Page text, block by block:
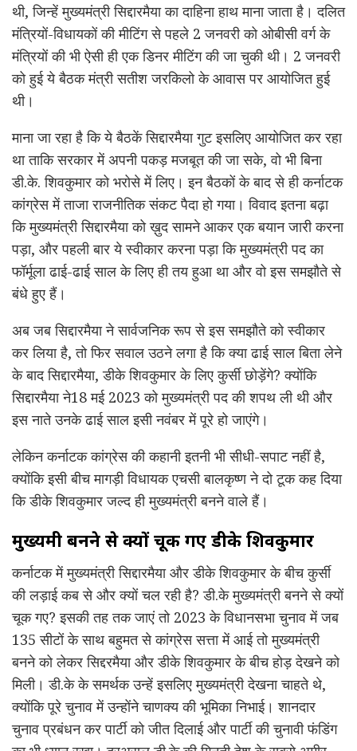
थी, जिन्हें मुख्यमंत्री सिद्दारमैया का दाहिना हाथ माना जाता है। दलित
मंत्रियों-विधायकों की मीटिंग से पहले 2 जनवरी को ओबीसी वर्ग के
मंत्रियों की भी ऐसी ही एक डिनर मीटिंग की जा चुकी थी। 2 जनवरी
को हुई ये बैठक मंत्री सतीश जरकिलो के आवास पर आयोजित हुई
थी।
माना जा रहा है कि ये बैठकें सिद्दारमैया गुट इसलिए आयोजित कर रहा
था ताकि सरकार में अपनी पकड़ मजबूत की जा सके, वो भी बिना
डी.के. शिवकुमार को भरोसे में लिए। इन बैठकों के बाद से ही कर्नाटक
कांग्रेस में ताजा राजनीतिक संकट पैदा हो गया। विवाद इतना बढ़ा
कि मुख्यमंत्री सिद्दारमैया को ख़ुद सामने आकर एक बयान जारी करना
पड़ा, और पहली बार ये स्वीकार करना पड़ा कि मुख्यमंत्री पद का
फॉर्मूला ढाई-ढाई साल के लिए ही तय हुआ था और वो इस समझौते से
बंधे हुए हैं।
अब जब सिद्दारमैया ने सार्वजनिक रूप से इस समझौते को स्वीकार
कर लिया है, तो फिर सवाल उठने लगा है कि क्या ढाई साल बिता लेने
के बाद सिद्दारमैया, डीके शिवकुमार के लिए कुर्सी छोड़ेंगे? क्योंकि
सिद्दारमैया ने18 मई 2023 को मुख्यमंत्री पद की शपथ ली थी और
इस नाते उनके ढाई साल इसी नवंबर में पूरे हो जाएंगे।
लेकिन कर्नाटक कांग्रेस की कहानी इतनी भी सीधी-सपाट नहीं है,
क्योंकि इसी बीच मागड़ी विधायक एचसी बालकृष्ण ने दो टूक कह दिया
कि डीके शिवकुमार जल्द ही मुख्यमंत्री बनने वाले हैं।
मुख्यमंत्री बनने से क्यों चूक गए डीके शिवकुमार
कर्नाटक में मुख्यमंत्री सिद्दारमैया और डीके शिवकुमार के बीच कुर्सी
की लड़ाई कब से और क्यों चल रही है? डी.के मुख्यमंत्री बनने से क्यों
चूक गए? इसकी तह तक जाएं तो 2023 के विधानसभा चुनाव में जब
135 सीटों के साथ बहुमत से कांग्रेस सत्ता में आई तो मुख्यमंत्री
बनने को लेकर सिद्दरमैया और डीके शिवकुमार के बीच होड़ देखने को
मिली। डी.के के समर्थक उन्हें इसलिए मुख्यमंत्री देखना चाहते थे,
क्योंकि पूरे चुनाव में उन्होंने चाणक्य की भूमिका निभाई। शानदार
चुनाव प्रबंधन कर पार्टी को जीत दिलाई और पार्टी की चुनावी फंडिंग